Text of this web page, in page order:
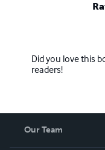
Did you love this
readers!
Our Team